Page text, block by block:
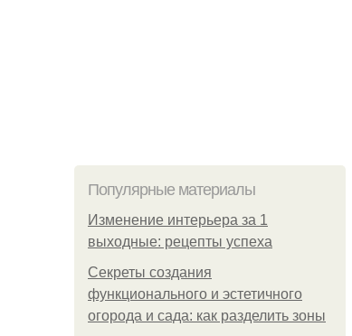
Популярные материалы
Изменение интерьера за 1
выходные: рецепты успеха
Секреты создания
функционального и эстетичного
огорода и сада: как разделить зоны